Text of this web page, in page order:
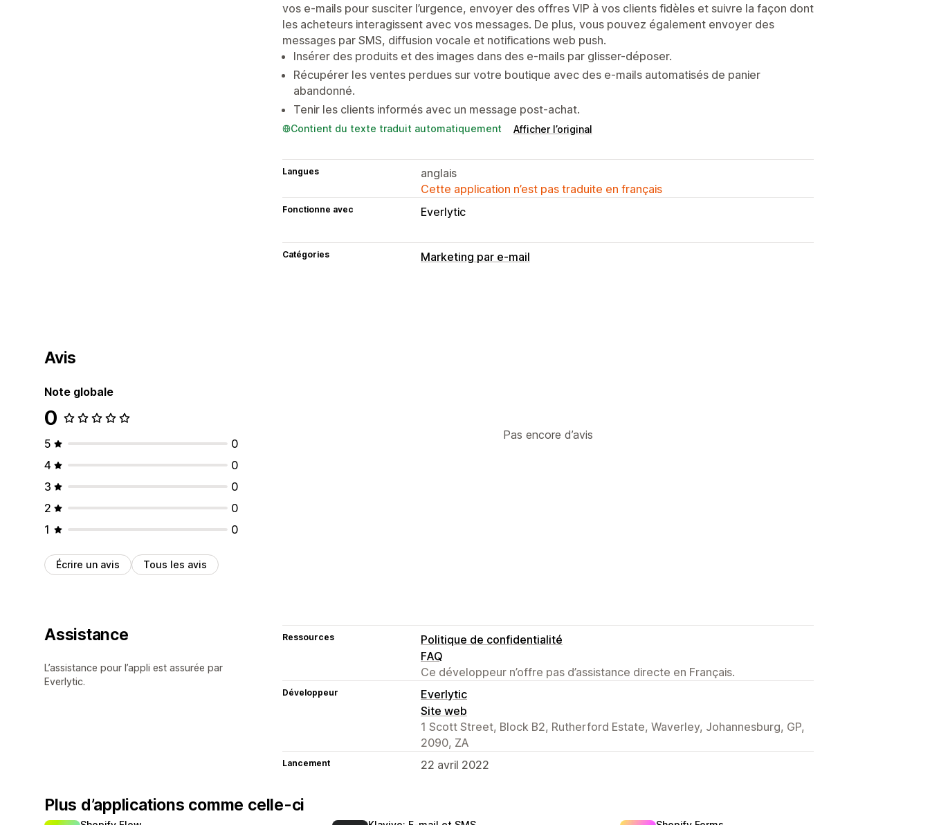
vos e-mails pour susciter l’urgence, envoyer des offres VIP à vos clients fidèles et suivre la façon dont
les acheteurs interagissent avec vos messages. De plus, vous pouvez également envoyer des
messages par SMS, diffusion vocale et notifications web push.
Insérer des produits et des images dans des e-mails par glisser-déposer.
Récupérer les ventes perdues sur votre boutique avec des e-mails automatisés de panier
abandonné.
Tenir les clients informés avec un message post-achat.
Contient du texte traduit automatiquement Afficher l’original
Langues
anglais
Cette application n’est pas traduite en français
Fonctionne avec Everlytic
Catégories Marketing par e-mail
Avis
Note globale
0
5
0
4
0
3
0
2
0
1
0
Écrire un avis Tous les avis
Pas encore d’avis
Assistance
L’assistance pour l’appli est assurée par
Everlytic.
Ressources
Politique de confidentialité
FAQ
Ce développeur n’offre pas d’assistance directe en Français.
Développeur
Everlytic
Site web
1 Scott Street, Block B2, Rutherford Estate, Waverley, Johannesburg, GP,
2090, ZA
Lancement 22 avril 2022
Plus d’applications comme celle-ci